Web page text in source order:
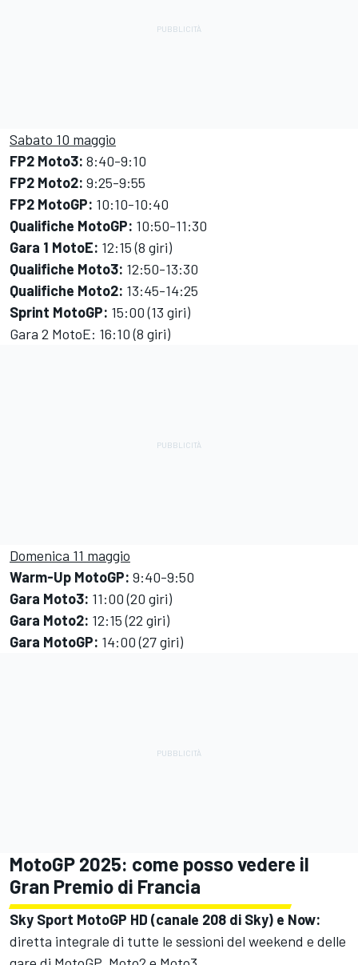
Sabato 10 maggio
FP2 Moto3: 8:40-9:10
FP2 Moto2: 9:25-9:55
FP2 MotoGP: 10:10-10:40
Qualifiche MotoGP: 10:50-11:30
Gara 1 MotoE: 12:15 (8 giri)
Qualifiche Moto3: 12:50-13:30
Qualifiche Moto2: 13:45-14:25
Sprint MotoGP: 15:00 (13 giri)
Gara 2 MotoE: 16:10 (8 giri)
Domenica 11 maggio
Warm-Up MotoGP: 9:40-9:50
Gara Moto3: 11:00 (20 giri)
Gara Moto2: 12:15 (22 giri)
Gara MotoGP: 14:00 (27 giri)
MotoGP 2025: come posso vedere il
Gran Premio di Francia
Sky Sport MotoGP HD (canale 208 di Sky) e Now:
diretta integrale di tutte le sessioni del weekend e delle